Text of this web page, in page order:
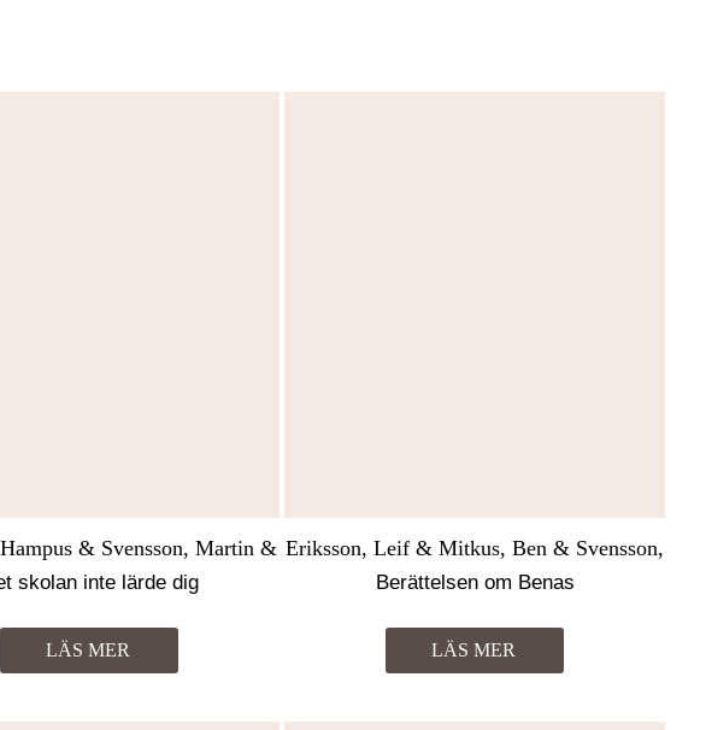
& Svensson, Martin &
Leif & Johnsson, Henrik
skolan inte lärde dig
LÄS MER
Eriksson, Leif & Mitkus, Ben & Svensson,
Martin
Berättelsen om Benas
LÄS MER